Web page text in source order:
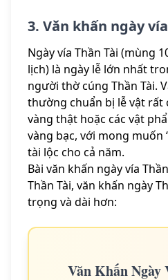
3. Văn khấn ngày
Ngày vía Thần Tài (mùng
lịch) là ngày lễ lớn nhất
người thờ cúng Thần Tài.
thường chuẩn bị lễ vật rất
vàng thật hoặc các vật
vàng bạc, với mong muốn
tài lộc cho cả năm.
Bài văn khấn ngày vía
Thần Tài, văn khấn ngày
trọng và dài hơn:
Văn Khấn Ngày